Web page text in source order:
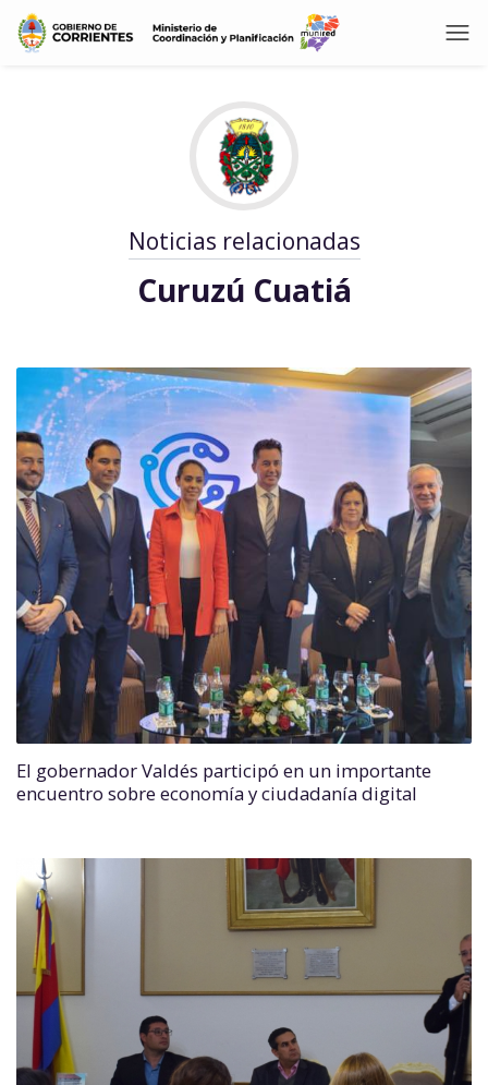
Noticias relacionadas
Curuzú Cuatiá
El gobernador Valdés participó en un importante
encuentro sobre economía y ciudadanía digital